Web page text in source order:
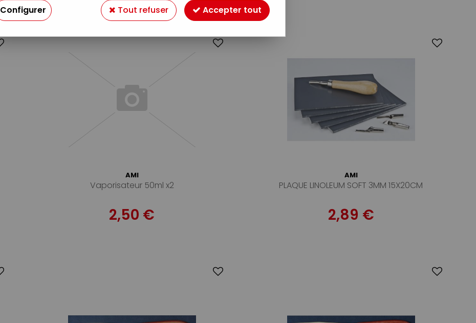
AMI
Vaporisateur 50ml x2
2,50 €
AMI
PLAQUE LINOLEUM SOFT 3MM 15X20CM
2,89 €
Configurer Tout refuser Accepter tout